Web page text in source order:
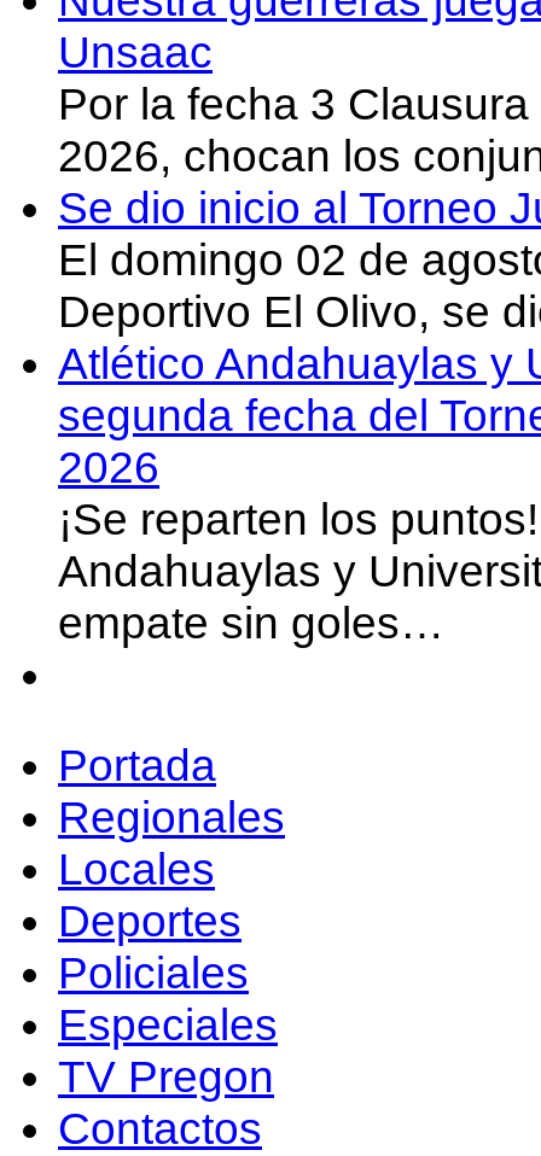
Unsaac
Por la fecha 3
2026, chocan los
Se dio inicio al Torneo
El domingo 02 de
Deportivo El Olivo, se
Atlético Andahuaylas y
segunda fecha del
2026
¡Se reparten los
Andahuaylas y
empate sin goles…
Portada
Regionales
Locales
Deportes
Policiales
Especiales
TV Pregon
Contactos